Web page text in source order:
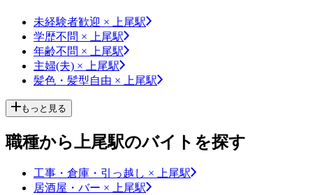
未経験者歓迎 × 上尾駅
学歴不問 × 上尾駅
年齢不問 × 上尾駅
主婦(夫) × 上尾駅
髪色・髪型自由 × 上尾駅
もっと見る
職種から上尾駅のバイトを探す
工事・倉庫・引っ越し × 上尾駅
居酒屋・バー × 上尾駅